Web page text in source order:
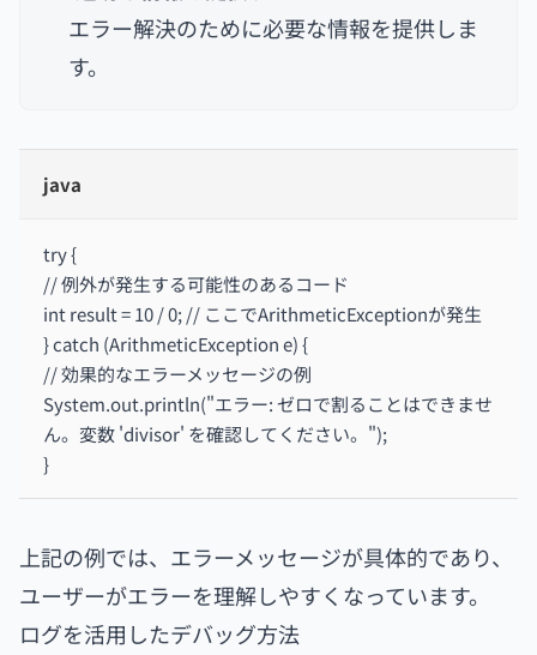
エラー解決のために必要な情報を提供しま
す。
java
try {
// 例外が発生する可能性のあるコード
int result = 10 / 0; // ここでArithmeticExceptionが発生
} catch (ArithmeticException e) {
// 効果的なエラーメッセージの例
System.out.println("エラー: ゼロで割ることはできませ
ん。変数 'divisor' を確認してください。");
}
上記の例では、エラーメッセージが具体的であり、
ユーザーがエラーを理解しやすくなっています。
ログを活用したデバッグ方法